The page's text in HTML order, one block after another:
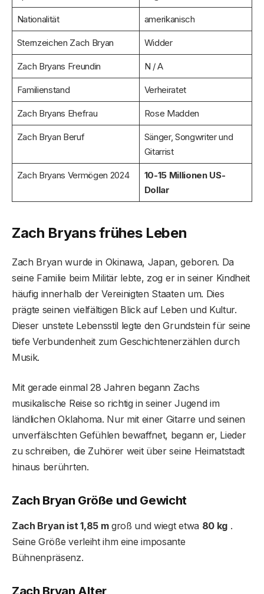
Nationalität amerikanisch
Sternzeichen Zach Bryan Widder
Zach Bryans Freundin N / A
Familienstand Verheiratet
Zach Bryans Ehefrau Rose Madden
Zach Bryan Beruf
Sänger, Songwriter und
Gitarrist
Zach Bryans Vermögen 2024
10-15 Millionen US-
Dollar
Zach Bryans frühes Leben
Zach Bryan wurde in Okinawa, Japan, geboren. Da
seine Familie beim Militär lebte, zog er in seiner Kindheit
häufig innerhalb der Vereinigten Staaten um. Dies
prägte seinen vielfältigen Blick auf Leben und Kultur.
Dieser unstete Lebensstil legte den Grundstein für seine
tiefe Verbundenheit zum Geschichtenerzählen durch
Musik.
Mit gerade einmal 28 Jahren begann Zachs
musikalische Reise so richtig in seiner Jugend im
ländlichen Oklahoma. Nur mit einer Gitarre und seinen
unverfälschten Gefühlen bewaffnet, begann er, Lieder
zu schreiben, die Zuhörer weit über seine Heimatstadt
hinaus berührten.
Zach Bryan Größe und Gewicht
Zach Bryan ist 1,85 mgroß und wiegt etwa 80 kg.
Seine Größe verleiht ihm eine imposante
Bühnenpräsenz.
Zach Bryan Alter